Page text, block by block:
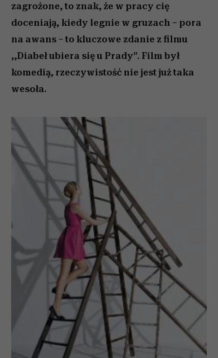
zagrożone, to znak, że w pracy cię
doceniają, kiedy legnie w gruzach – pora
na awans – to kluczowe zdanie z filmu
,,Diabeł ubiera się u Prady”. Film był
komedią, rzeczywistość nie jest już taka
wesoła.